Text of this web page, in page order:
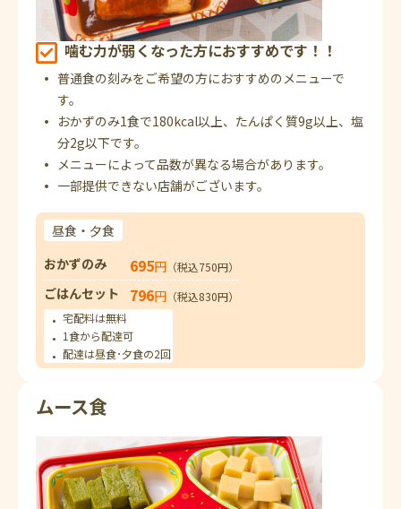
噛む力が弱くなった方におすすめです！！
普通食の刻みをご希望の方におすすめのメニューで
す。
おかずのみ1食で180kcal以上、たんぱく質9g以上、塩
分2g以下です。
メニューによって品数が異なる場合があります。
一部提供できない店舗がございます。
昼食・夕食
おかずのみ
695円 （税込750円）
ごはんセット 796円 （税込830円）
宅配料は無料
1食から配達可
配達は昼食･夕食の2回
ムース食